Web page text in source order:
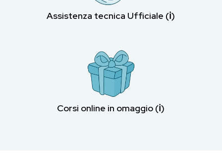
Assistenza tecnica Ufficiale (ℹ︎)
Corsi online in omaggio (ℹ︎)